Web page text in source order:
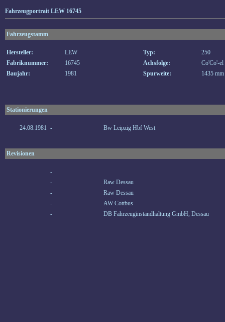
Fahrzeugportrait LEW 16745
Fahrzeugstamm
Hersteller: LEW Typ:
250
Fabriknummer:
16745 Achsfolge:
Co'Co'-el
Baujahr:
1981 Spurweite: 1435 mm
Stationierungen
24.08.1981 - Bw Leipzig Hbf West
Revisionen
-
-
Raw Dessau
-
Raw Dessau
-
AW Cottbus
-
DB Fahrzeuginstandhaltung GmbH, Dessau